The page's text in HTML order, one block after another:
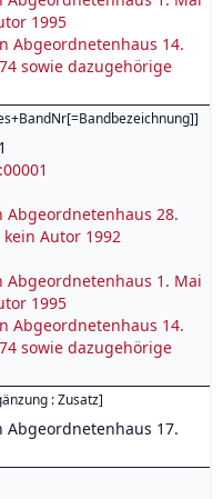
1995
Abgeordnetenhaus 14.
sowie dazugehörige
]
Abgeordnetenhaus 28.
kein Autor 1992
Abgeordnetenhaus 1. Mai
1995
Abgeordnetenhaus 14.
sowie dazugehörige
: Zusatz]
Abgeordnetenhaus 17.